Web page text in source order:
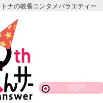
ナの教養エンタメバラエティー
TOP